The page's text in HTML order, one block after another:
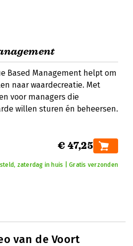
Based Management helpt om
naar waardecreatie. Met
voor managers die
willen sturen én beheersen.
€ 47,25
zaterdag in huis | Gratis verzonden
van de Voort